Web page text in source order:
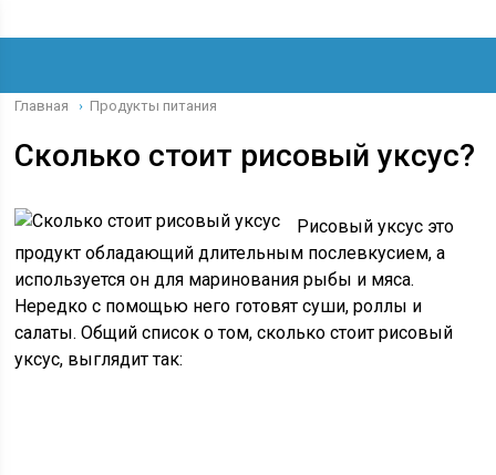
Главная › Продукты питания
Сколько стоит рисовый уксус?
Рисовый уксус это
продукт обладающий длительным послевкусием, а
используется он для маринования рыбы и мяса.
Нередко с помощью него готовят суши, роллы и
салаты. Общий список о том, сколько стоит рисовый
уксус, выглядит так: